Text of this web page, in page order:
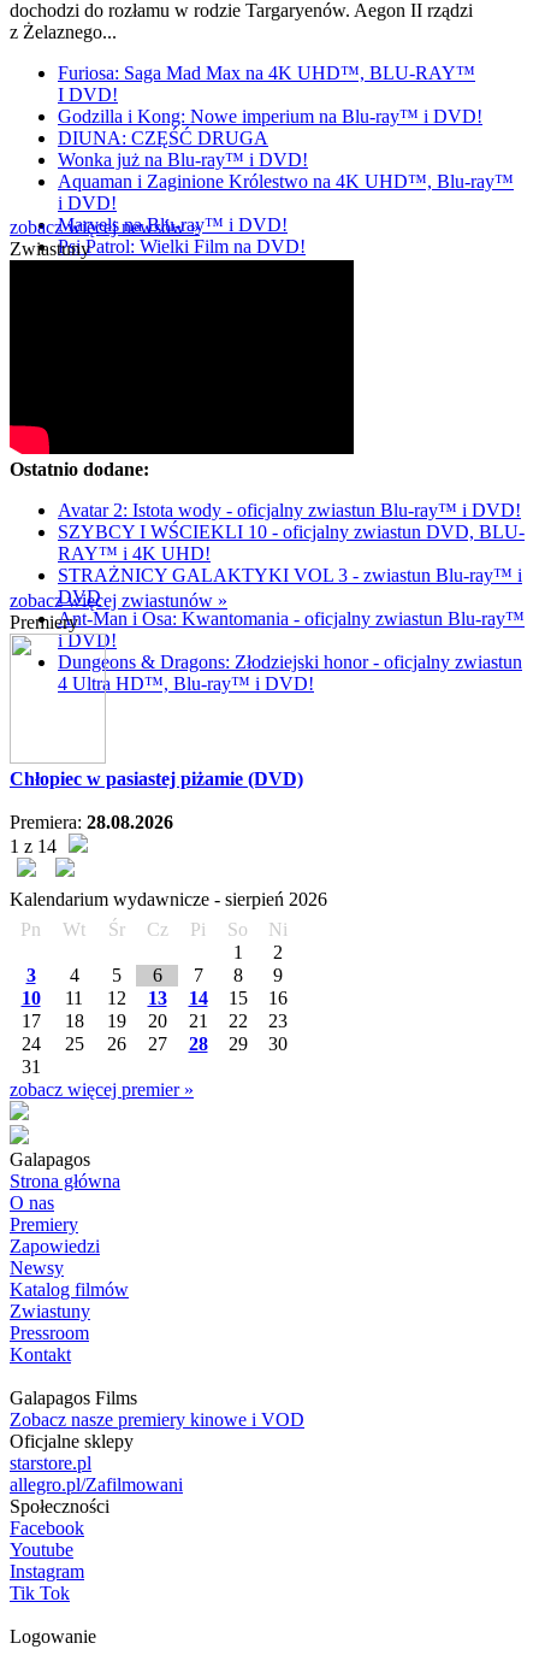
dochodzi do rozłamu w rodzie Targaryenów. Aegon II rządzi
z Żelaznego...
Furiosa: Saga Mad Max na 4K UHD™, BLU-RAY™
I DVD!
Godzilla i Kong: Nowe imperium na Blu-ray™ i DVD!
DIUNA: CZĘŚĆ DRUGA
Wonka już na Blu-ray™ i DVD!
Aquaman i Zaginione Królestwo na 4K UHD™, Blu-ray™
i DVD!
Marvels na Blu-ray™ i DVD!
Psi Patrol: Wielki Film na DVD!
zobacz więcej newsów »
Zwiastuny
Ostatnio dodane:
Avatar 2: Istota wody - oficjalny zwiastun Blu-ray™ i DVD!
SZYBCY I WŚCIEKLI 10 - oficjalny zwiastun DVD, BLU-
RAY™ i 4K UHD!
STRAŻNICY GALAKTYKI VOL 3 - zwiastun Blu-ray™ i
DVD
Ant-Man i Osa: Kwantomania - oficjalny zwiastun Blu-ray™
i DVD!
Dungeons & Dragons: Złodziejski honor - oficjalny zwiastun
4 Ultra HD™, Blu-ray™ i DVD!
zobacz więcej zwiastunów »
Premiery
Chłopiec w pasiastej piżamie (DVD)
Premiera: 28.08.2026
1 z 14
Kalendarium wydawnicze - sierpień 2026
Pn
Wt Śr Cz Pi So
Ni
1
2
3
4 5 6 7 8
9
10
11 12 13 14 15
16
17
18 19 20 21 22
23
24
25 26 27 28 29
30
31
zobacz więcej premier »
Galapagos
Strona główna
O nas
Premiery
Zapowiedzi
Newsy
Katalog filmów
Zwiastuny
Pressroom
Kontakt
Galapagos Films
Zobacz nasze premiery kinowe i VOD
Oficjalne sklepy
starstore.pl
allegro.pl/Zafilmowani
Społeczności
Facebook
Youtube
Instagram
Tik Tok
Logowanie